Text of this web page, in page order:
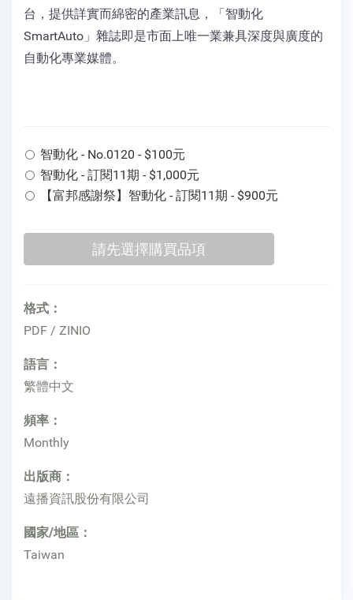
台，提供詳實而綿密的產業訊息，「智動化
SmartAuto」雜誌即是市面上唯一業兼具深度與廣度的
自動化專業媒體。
智動化 - No.0120 - $100元
智動化 - 訂閱11期 - $1,000元
【富邦感謝祭】智動化 - 訂閱11期 - $900元
格式：
PDF / ZINIO
語言：
繁體中文
頻率：
Monthly
出版商：
遠播資訊股份有限公司
國家/地區：
Taiwan